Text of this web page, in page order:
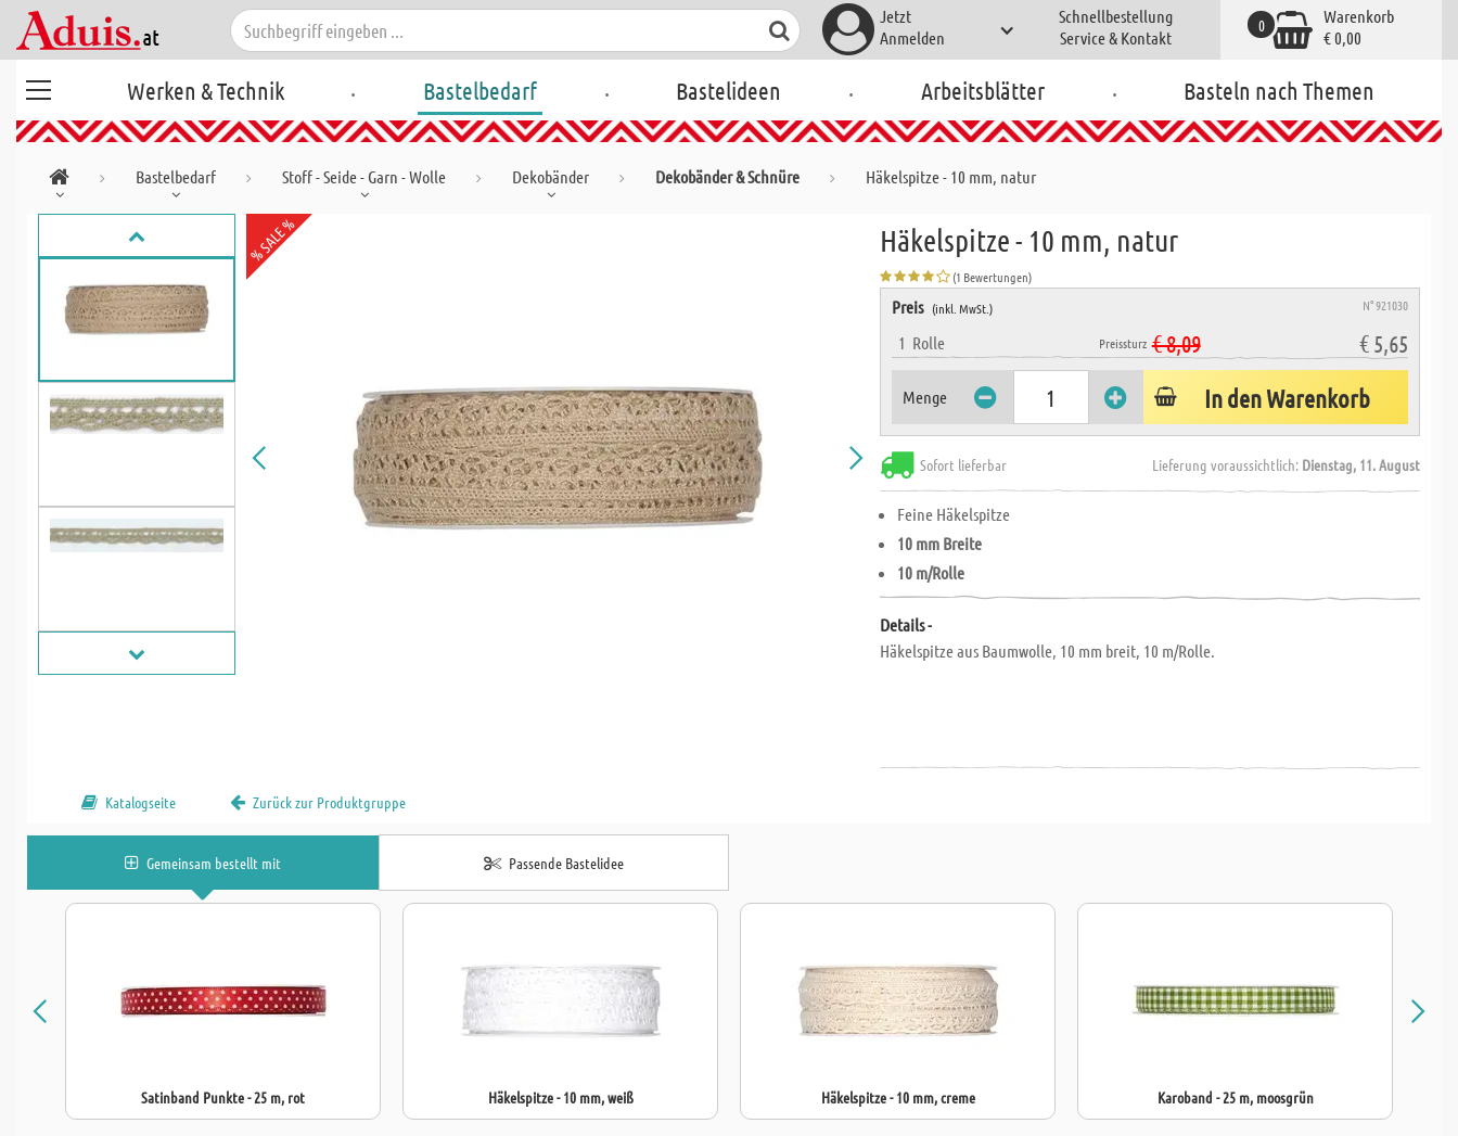
Jetzt
Anmelden
Schnellbestellung
Service & Kontakt
Warenkorb
€ 0,00
0
Werken & Technik . Bastelbedarf . Bastelideen . Arbeitsblätter . Basteln nach Themen
Bastelbedarf Stoff - Seide - Garn - Wolle Dekobänder Dekobänder & Schnüre Häkelspitze - 10 mm, natur
% SALE % Häkelspitze - 10 mm, natur
(1 Bewertungen)
Preis (inkl. MwSt.) N° 921030
1 Rolle Preissturz € 8,09 € 5,65
Menge In den Warenkorb
Sofort lieferbar Lieferung voraussichtlich: Dienstag, 11. August
Feine Häkelspitze
10 mm Breite
10 m/Rolle
Details -
Häkelspitze aus Baumwolle, 10 mm breit, 10 m/Rolle.
Katalogseite Zurück zur Produktgruppe
Gemeinsam bestellt mit Passende Bastelidee
Satinband Punkte - 25 m, rot Häkelspitze - 10 mm, weiß Häkelspitze - 10 mm, creme Karoband - 25 m, moosgrün